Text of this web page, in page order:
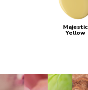
Majestic
Yellow